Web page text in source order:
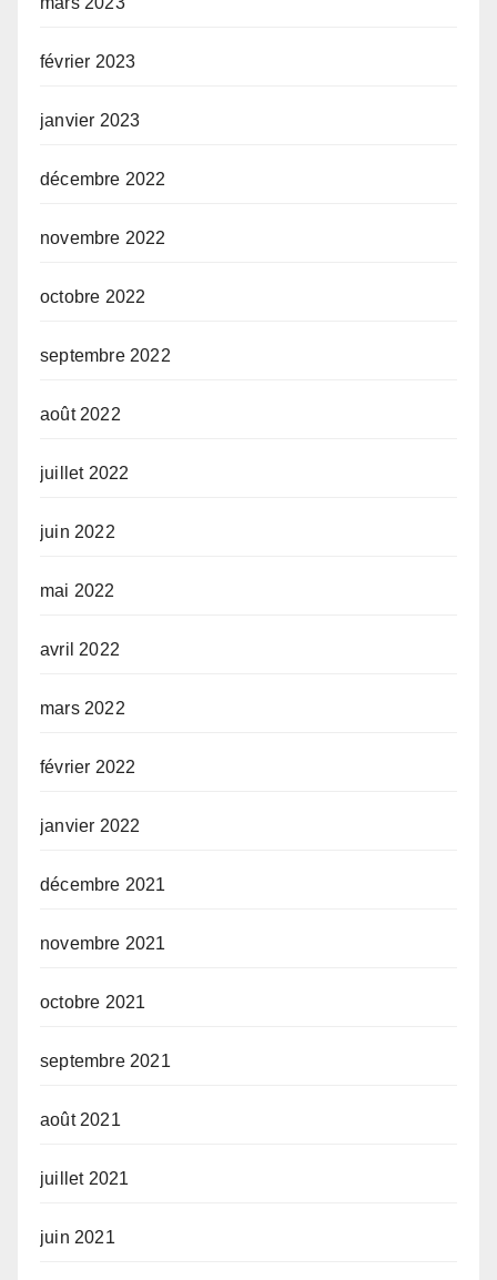
février 2023
janvier 2023
décembre 2022
novembre 2022
octobre 2022
septembre 2022
août 2022
juillet 2022
juin 2022
mai 2022
avril 2022
mars 2022
février 2022
janvier 2022
décembre 2021
novembre 2021
octobre 2021
septembre 2021
août 2021
juillet 2021
juin 2021